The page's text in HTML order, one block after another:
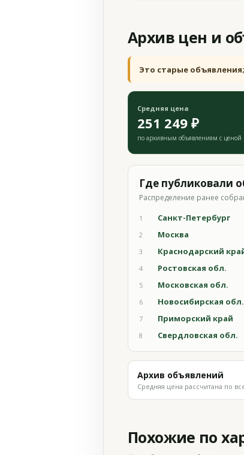
Архив цен и
Это старые
Средняя цена
251 249 ₽
по архивным объявлениям с ценой
Где публиковали
Распределение ранее
1 Санкт-Петербург
2
Москва
3
Краснодарский
4
Ростовская обл.
5
Московская обл.
6
Новосибирская обл.
7
Приморский край
8
Свердловская обл.
Архив объявлений
Средняя цена рассчитана по
Похожие по